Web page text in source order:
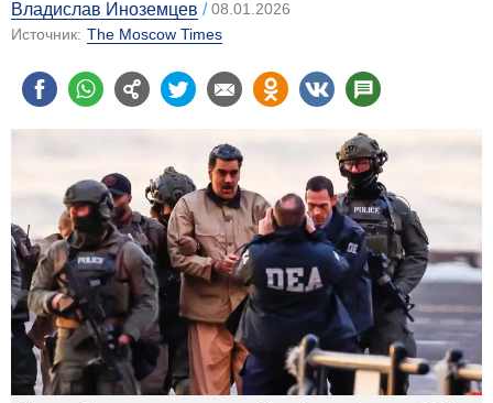
Владислав Иноземцев
08.01.2026
Источник: The Moscow Times